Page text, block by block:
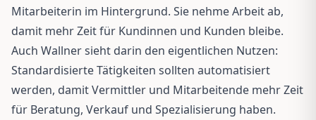
Mitarbeiterin im Hintergrund. Sie nehme Arbeit ab,
damit mehr Zeit für Kundinnen und Kunden bleibe.
Auch Wallner sieht darin den eigentlichen Nutzen:
Standardisierte Tätigkeiten sollten automatisiert
werden, damit Vermittler und Mitarbeitende mehr Zeit
für Beratung, Verkauf und Spezialisierung haben.